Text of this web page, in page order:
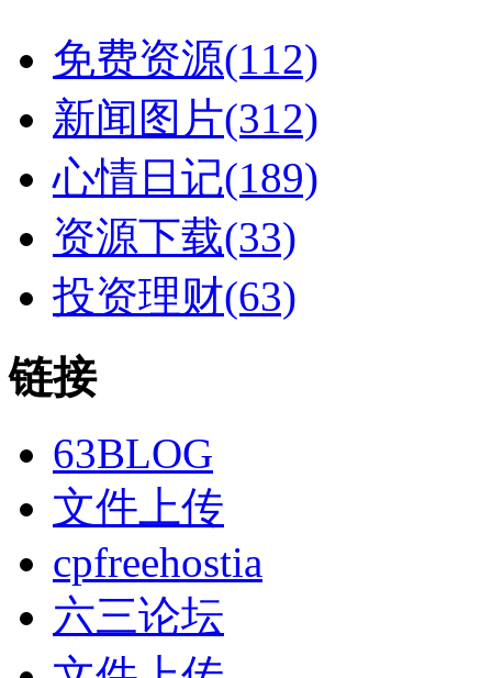
免费资源(112)
新闻图片(312)
心情日记(189)
资源下载(33)
投资理财(63)
链接
63BLOG
文件上传
cpfreehostia
六三论坛